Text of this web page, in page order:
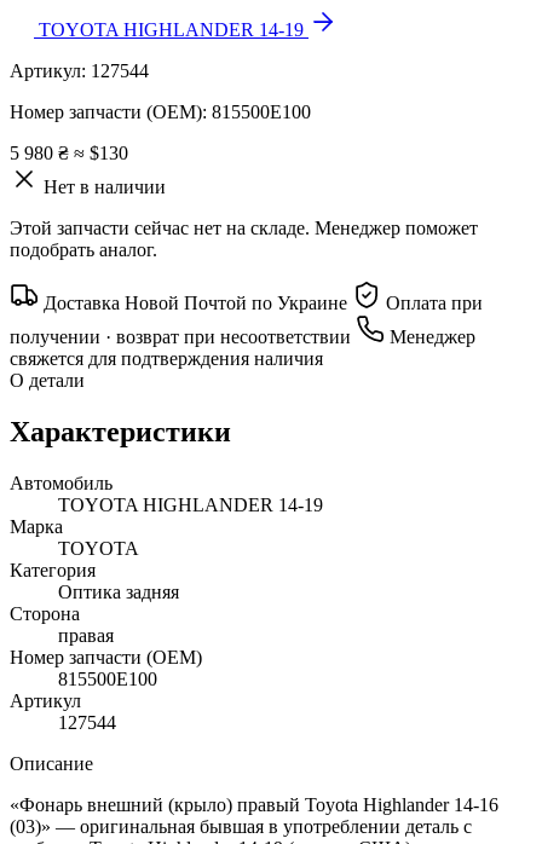
TOYOTA HIGHLANDER 14-19
Артикул: 127544
Номер запчасти (OEM): 815500E100
5 980 ₴ ≈ $130
Нет в наличии
Этой запчасти сейчас нет на складе. Менеджер поможет
подобрать аналог.
Доставка Новой Почтой по Украине
Оплата при
получении · возврат при несоответствии
Менеджер
свяжется для подтверждения наличия
О детали
Характеристики
Автомобиль
TOYOTA HIGHLANDER 14-19
Марка
TOYOTA
Категория
Оптика задняя
Сторона
правая
Номер запчасти (OEM)
815500E100
Артикул
127544
Описание
«Фонарь внешний (крыло) правый Toyota Highlander 14-16
(03)» — оригинальная бывшая в употреблении деталь с